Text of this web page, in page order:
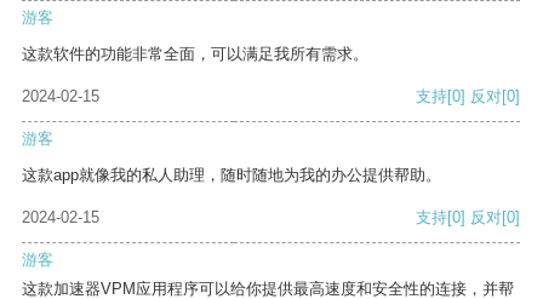
游客
这款软件的功能非常全面，可以满足我所有需求。
2024-02-15 支持[0] 反对[0]
游客
这款app就像我的私人助理，随时随地为我的办公提供帮助。
2024-02-15 支持[0] 反对[0]
游客
这款加速器VPM应用程序可以给你提供最高速度和安全性的连接，并帮